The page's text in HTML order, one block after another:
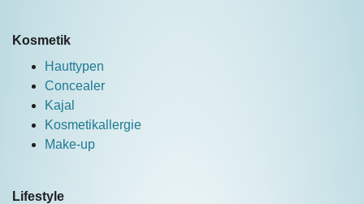
Kosmetik
Hauttypen
Concealer
Kajal
Kosmetikallergie
Make-up
Lifestyle